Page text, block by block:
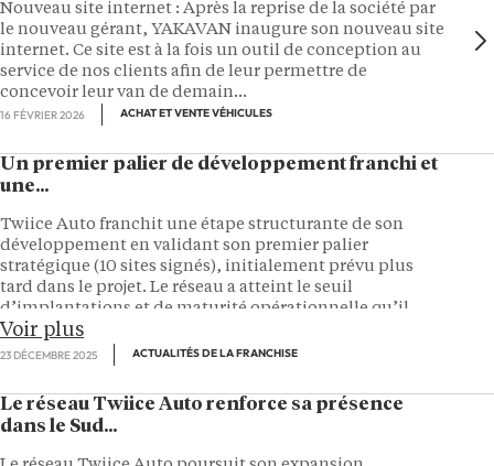
Nouveau site internet : Après la reprise de la société par
le nouveau gérant, YAKAVAN inaugure son nouveau site
internet. Ce site est à la fois un outil de conception au
service de nos clients afin de leur permettre de
concevoir leur van de demain...
16 FÉVRIER 2026 ACHAT ET VENTE VÉHICULES
Un premier palier de développement franchi et
une...
Twiice Auto franchit une étape structurante de son
développement en validant son premier palier
stratégique (10 sites signés), initialement prévu plus
tard dans le projet. Le réseau a atteint le seuil
d’implantations et de maturité opérationnelle qu’il
s’était fixé pour envisager une présence au Salon de la
Franchise, rendez-vous incontournable des réseaux
au 16 mars 2026, marque une reconnaissance de la
solidité du modèle et de la cohérence du réseau. Pour
Twiice Auto, il ne s’agit pas d’un simple événement de
visibilité, mais d’un acte d’engagement : affirmer sa
Voir plus
23 DÉCEMBRE 2025 ACTUALITÉS DE LA FRANCHISE
Le réseau Twiice Auto renforce sa présence
dans le Sud...